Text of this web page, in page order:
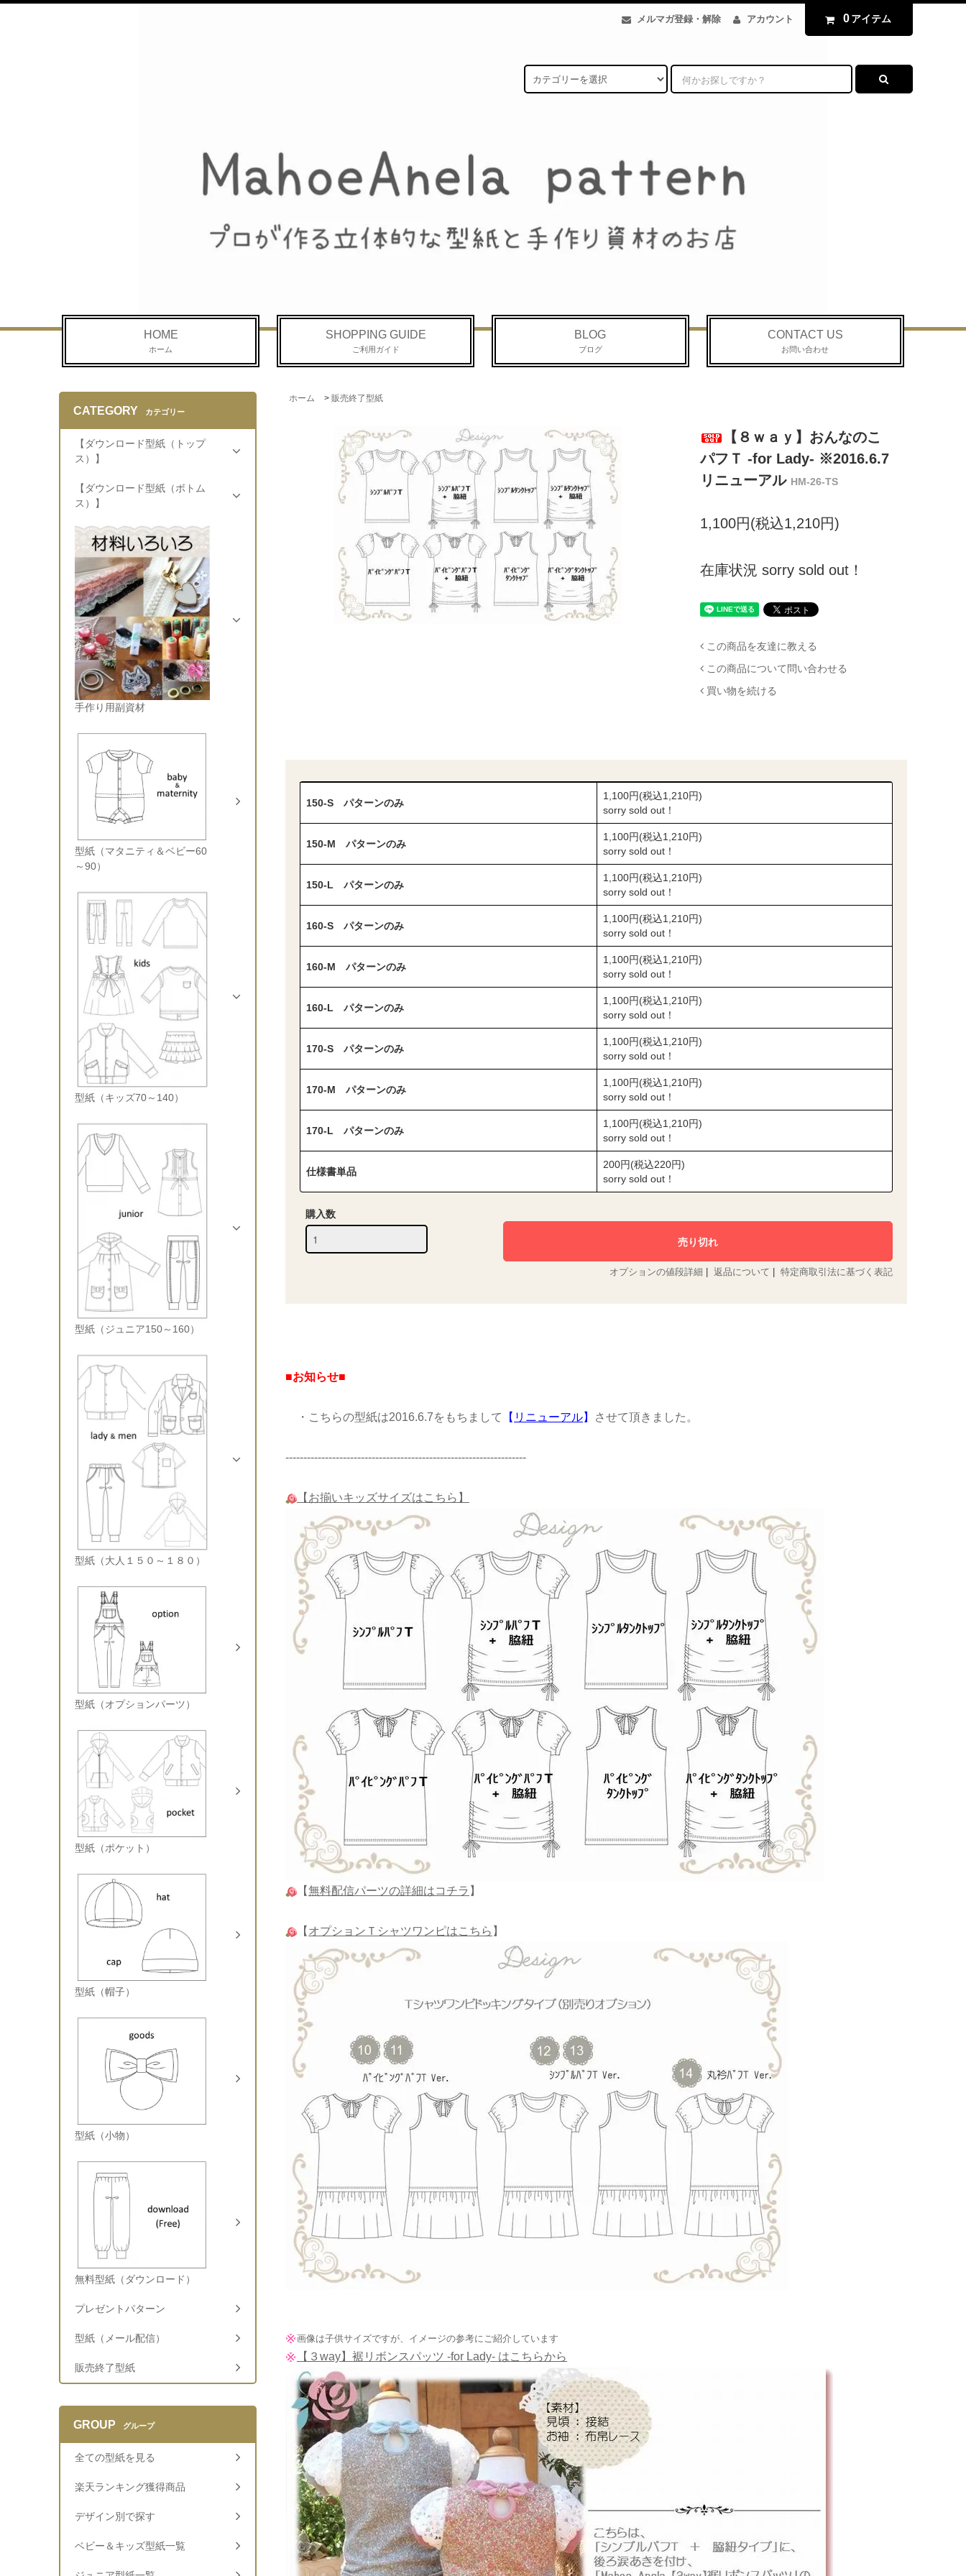
メルマガ登録・解除 アカウント 0 アイテム
HOME
ホーム
SHOPPING GUIDE
ご利用ガイド
BLOG
ブログ
CONTACT US
お問い合わせ
ホーム > 販売終了型紙
【８ｗａｙ】おんなのこ
パフＴ -for Lady- ※2016.6.7
リニューアル HM-26-TS
1,100円(税込1,210円)
在庫状況 sorry sold out！
この商品を友達に教える
この商品について問い合わせる
買い物を続ける
150-S パターンのみ
1,100円(税込1,210円)
sorry sold out！
150-M パターンのみ
1,100円(税込1,210円)
sorry sold out！
150-L パターンのみ
1,100円(税込1,210円)
sorry sold out！
160-S パターンのみ
1,100円(税込1,210円)
sorry sold out！
160-M パターンのみ
1,100円(税込1,210円)
sorry sold out！
160-L パターンのみ
1,100円(税込1,210円)
sorry sold out！
170-S パターンのみ
1,100円(税込1,210円)
sorry sold out！
170-M パターンのみ
1,100円(税込1,210円)
sorry sold out！
170-L パターンのみ
1,100円(税込1,210円)
sorry sold out！
仕様書単品
200円(税込220円)
sorry sold out！
購入数
オプションの値段詳細 返品について 特定商取引法に基づく表記
■お知らせ■
・こちらの型紙は2016.6.7をもちまして 【 リニューアル】 させて頂きました。
-------------------------------------------------------------------
【お揃いキッズサイズはこちら】
【無料配信パーツの詳細はコチラ 】
【 オプションＴシャツワンピはこちら 】
画像は子供サイズですが、イメージの参考にご紹介しています
【３way】裾リボンスパッツ -for Lady- はこちらから
CATEGORY カテゴリー
【ダウンロード型紙（トップ
ス）】
【ダウンロード型紙（ボトム
ス）】
手作り用副資材
型紙（マタニティ＆ベビー60
～90）
型紙（キッズ70～140）
型紙（ジュニア150～160）
型紙（大人１５０～１８０）
型紙（オプションパーツ）
型紙（ポケット）
型紙（帽子）
型紙（小物）
無料型紙（ダウンロード）
プレゼントパターン
型紙（メール配信）
販売終了型紙
GROUP グループ
全ての型紙を見る
楽天ランキング獲得商品
デザイン別で探す
ベビー＆キッズ型紙一覧